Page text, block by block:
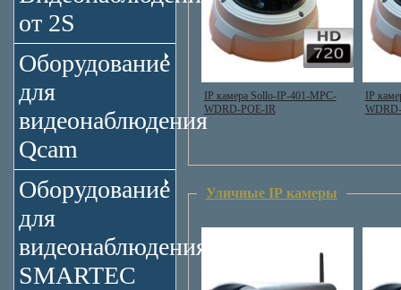
от 2S
Оборудование
для
видеонаблюдения
Qcam
Оборудование
для
видеонаблюдения
SMARTEC
IP камера Sollo-IP-401-MPC-
WDRD-POE-IR
IP
Уличные IP камеры